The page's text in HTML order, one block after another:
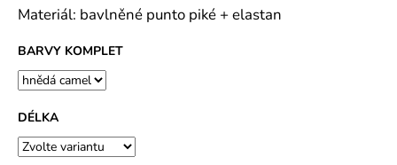
Materiál: bavlněné punto piké + elastan
BARVY KOMPLET
DÉLKA
FIT-
LS
TRIKO
PÁNSKÉ
SINGLE
JERSEY,
100
%
BAVLNA